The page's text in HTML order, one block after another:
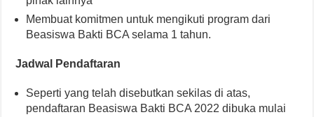
Membuat komitmen untuk mengikuti program dari
Beasiswa Bakti BCA selama 1 tahun.
Jadwal Pendaftaran
Seperti yang telah disebutkan sekilas di atas,
pendaftaran Beasiswa Bakti BCA 2022 dibuka mulai